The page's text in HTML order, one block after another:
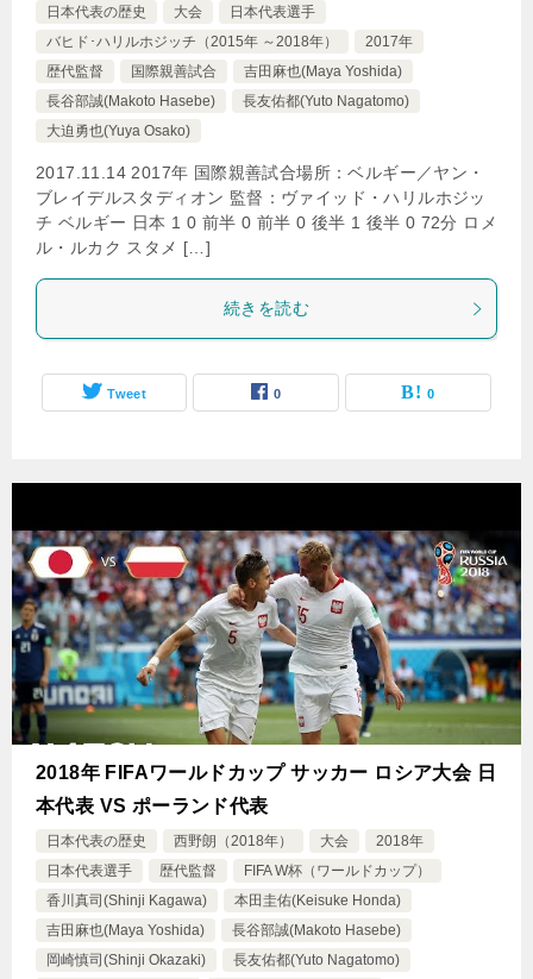
日本代表の歴史 大会
日本代表選手
バヒド･ハリルホジッチ（2015年 ～2018年）
2017年
歴代監督
国際親善試合
吉田麻也(Maya Yoshida)
長谷部誠(Makoto Hasebe)
長友佑都(Yuto Nagatomo)
大迫勇也(Yuya Osako)
2017.11.14 2017年 国際親善試合場所：ベルギー／ヤン・
ブレイデルスタディオン 監督：ヴァイッド・ハリルホジッ
チ ベルギー 日本 1 0 前半 0 前半 0 後半 1 後半 0 72分 ロメ
ル・ルカク スタメ […]
続きを読む
Tweet 0 0
2018年 FIFAワールドカップ サッカー ロシア大会 日
本代表 VS ポーランド代表
日本代表の歴史 西野朗（2018年） 大会
2018年
日本代表選手
歴代監督
FIFA W杯（ワールドカップ）
香川真司(Shinji Kagawa)
本田圭佑(Keisuke Honda)
吉田麻也(Maya Yoshida)
長谷部誠(Makoto Hasebe)
岡崎慎司(Shinji Okazaki)
長友佑都(Yuto Nagatomo)